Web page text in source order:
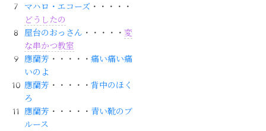
マハロ・エコーズ ・・・・・
どうしたの
屋台のおっさん ・・・・・変
な串かつ教室
應蘭芳 ・・・・・痛い痛い痛
いのよ
應蘭芳 ・・・・・背中のほく
ろ
應蘭芳 ・・・・・ 青い靴のブ
ルース